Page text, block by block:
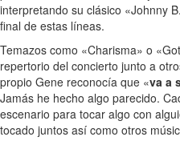
interpretando su clásico «Johnny
final de estas líneas.
Temazos como «Charisma» o
repertorio del concierto junto a
propio Gene reconocía que «va a
Jamás he hecho algo parecido.
escenario para tocar algo con
tocado juntos así como otros